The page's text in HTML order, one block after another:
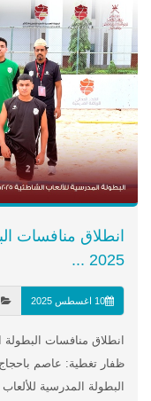
انطلاق منافسات
2025 ...
10 اغسطس 2025
ظفار تغطية: عاصم